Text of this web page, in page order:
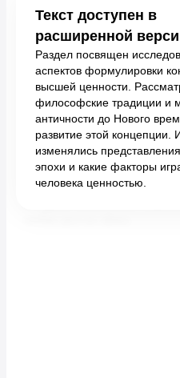
Текст доступен в
расширенной
Раздел посвящен
аспектов формулировки
высшей ценности.
философские традиции и
античности до Нового
развитие этой концепции.
изменялись
эпохи и какие факторы
человека ценностью.